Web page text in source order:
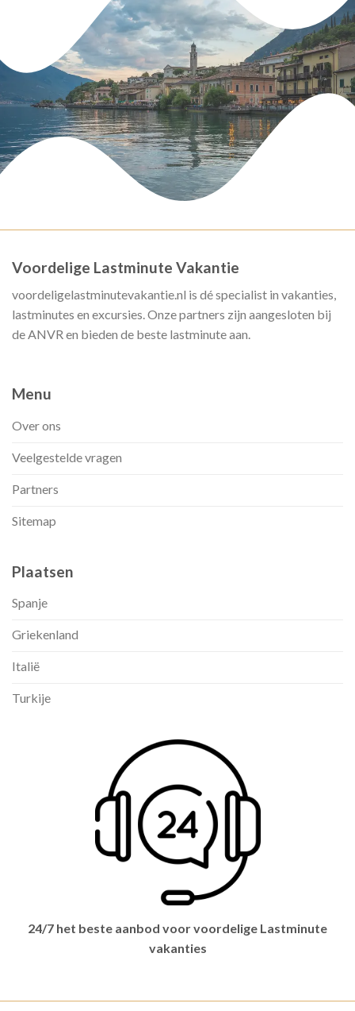
Voordelige Lastminute Vakantie
voordeligelastminutevakantie.nl is dé specialist in vakanties,
lastminutes en excursies. Onze partners zijn aangesloten bij
de ANVR en bieden de beste lastminute aan.
Menu
Over ons
Veelgestelde vragen
Partners
Sitemap
Plaatsen
Spanje
Griekenland
Italië
Turkije
24/7 het beste aanbod voor voordelige Lastminute
vakanties